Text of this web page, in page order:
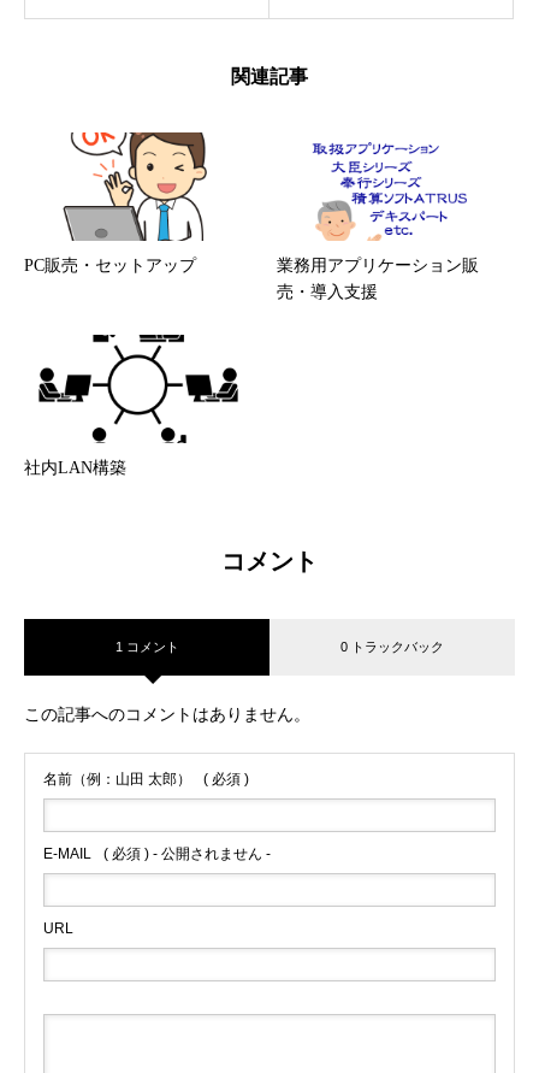
関連記事
PC販売・セットアップ
業務用アプリケーション販
売・導入支援
社内LAN構築
コメント
1 コメント 0 トラックバック
この記事へのコメントはありません。
名前（例：山田 太郎） ( 必須 )
E-MAIL ( 必須 ) - 公開されません -
URL